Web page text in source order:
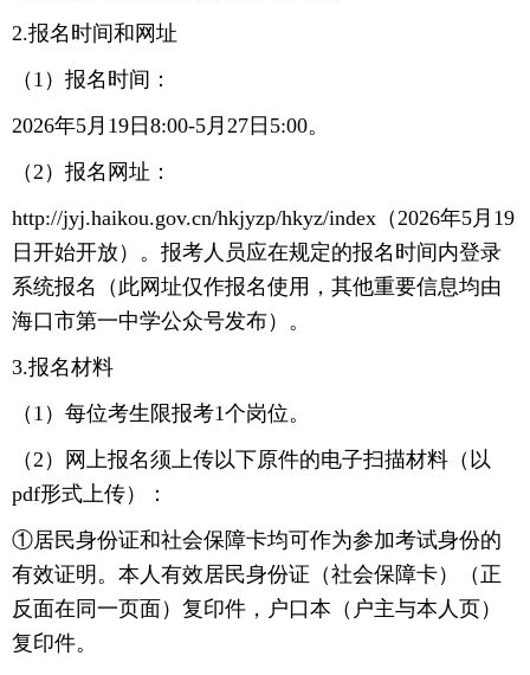
2.报名时间和网址
（1）报名时间：
2026年5月19日8:00-5月27日5:00。
（2）报名网址：
http://jyj.haikou.gov.cn/hkjyzp/hkyz/index（2026年5月19
日开始开放）。报考人员应在规定的报名时间内登录
系统报名（此网址仅作报名使用，其他重要信息均由
海口市第一中学公众号发布）。
3.报名材料
（1）每位考生限报考1个岗位。
（2）网上报名须上传以下原件的电子扫描材料（以
pdf形式上传）：
①居民身份证和社会保障卡均可作为参加考试身份的
有效证明。本人有效居民身份证（社会保障卡）（正
反面在同一页面）复印件，户口本（户主与本人页）
复印件。